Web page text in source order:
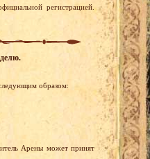
регистрацией.
образом:
Арены может принят